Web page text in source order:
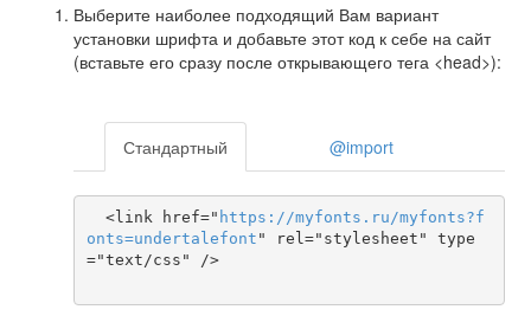
Выберите наиболее подходящий Вам вариант
установки шрифта и добавьте этот код к себе на сайт
(вставьте его сразу после открывающего тега <head>):
Стандартный @import
  <link href="
https ://myfonts . ru/myfonts?f
onts=undertalefont " rel="stylesheet" type
="text/css" />